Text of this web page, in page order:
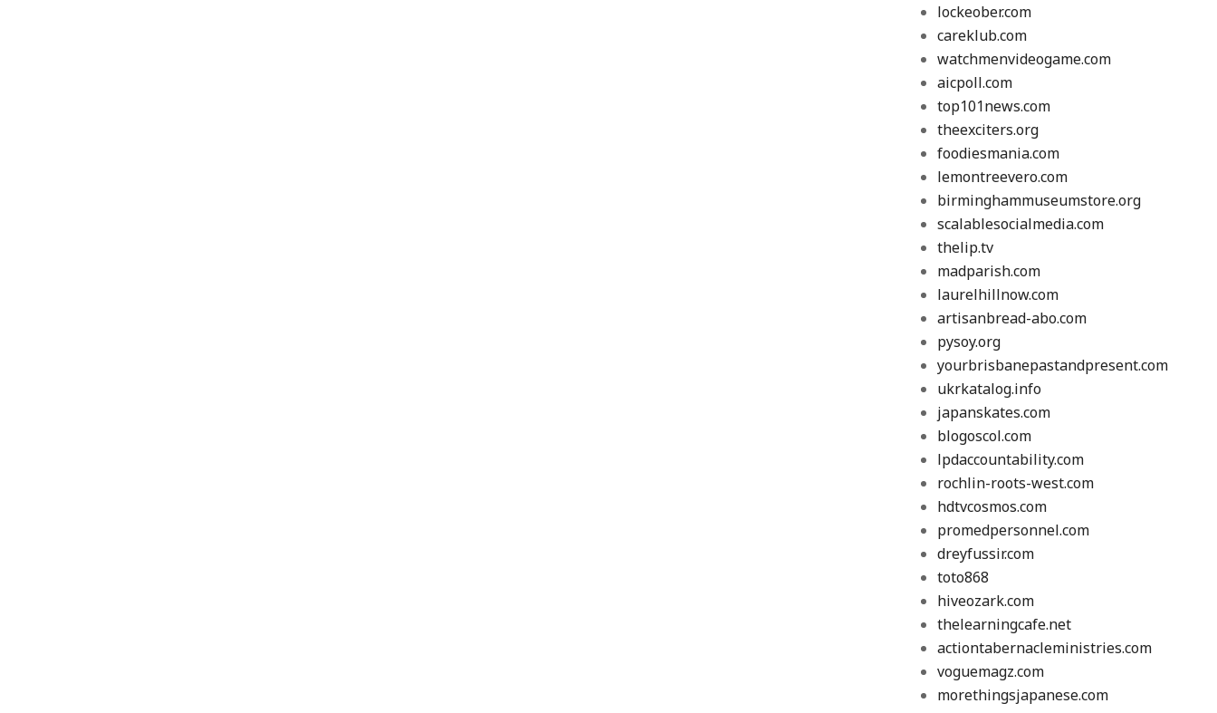
lockeober.com
careklub.com
watchmenvideogame.com
aicpoll.com
top101news.com
theexciters.org
foodiesmania.com
lemontreevero.com
birminghammuseumstore.org
scalablesocialmedia.com
thelip.tv
madparish.com
laurelhillnow.com
artisanbread-abo.com
pysoy.org
yourbrisbanepastandpresent.com
ukrkatalog.info
japanskates.com
blogoscol.com
lpdaccountability.com
rochlin-roots-west.com
hdtvcosmos.com
promedpersonnel.com
dreyfussir.com
toto868
hiveozark.com
thelearningcafe.net
actiontabernacleministries.com
voguemagz.com
morethingsjapanese.com